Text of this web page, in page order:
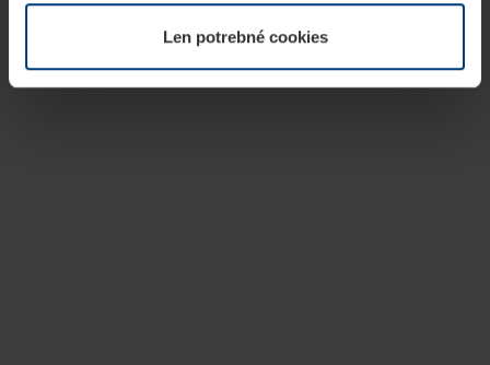
našej webovej stránky.Len potrebné cookies